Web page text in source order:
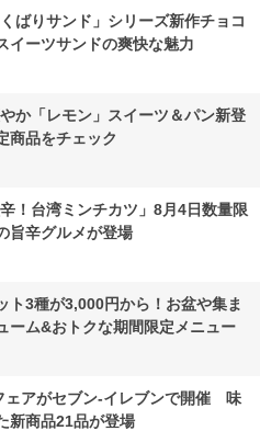
ばりサンド」シリーズ新作チョコ
イーツサンドの爽快な魅力
か「レモン」スイーツ＆パン新登
商品をチェック
！台湾ミンチカツ」8月4日数量限
旨辛グルメが登場
ト3種が3,000円から！お盆や集ま
ーム&おトクな期間限定メニュー
ェアがセブン-イレブンで開催 味
新商品21品が登場